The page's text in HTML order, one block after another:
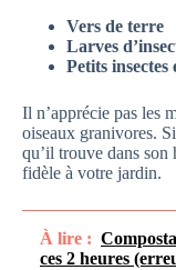
Vers de terre
Larves
Petits
Il n’apprécie pas les
oiseaux granivores.
qu’il trouve dans
fidèle à votre jardin.
À lire :
ces 2 heures